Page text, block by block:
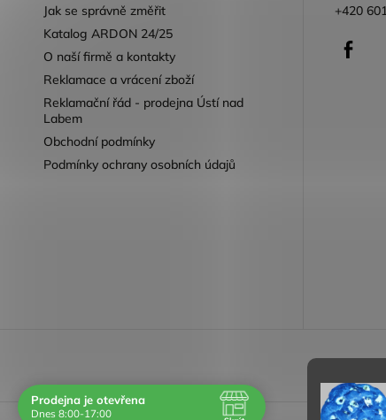
Jak se správně změřit
Katalog ARDON 24/25
O naší firmě a kontakty
Reklamace a vrácení zboží
Reklamační řád - prodejna Ústí nad
Labem
Obchodní podmínky
Podmínky ochrany osobních údajů
+420
Prodejna je otevřena
Dnes 8:00-17:00